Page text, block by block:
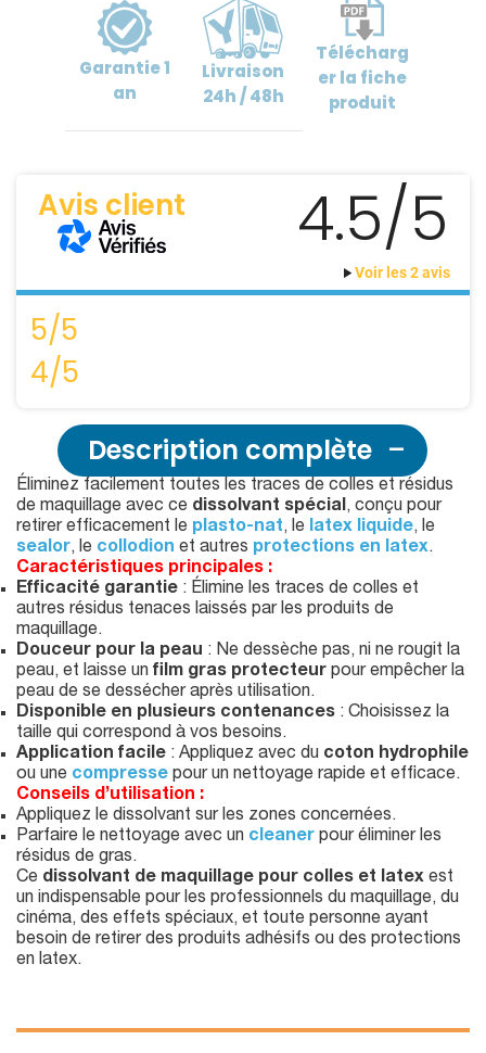
Garantie1
an
Livraison
24h / 48h
Télécharg
erla fiche
produit
Avis client 4.5/5
Voir les 2 avis
5/5
4/5
Description complète
Éliminez facilement toutes les traces de colles et résidus
de maquillage avec ce dissolvant spécial, conçu pour
retirer efficacement le plasto-nat, le latex liquide, le
sealor, le collodion et autres protections en latex.
Caractéristiques principales :
Efficacité garantie : Élimine les traces de colles et
autres résidus tenaces laissés par les produits de
maquillage.
Douceur pour la peau : Ne dessèche pas, ni ne rougit la
peau, et laisse un film gras protecteur pour empêcher la
peau de se dessécher après utilisation.
Disponible en plusieurs contenances : Choisissez la
taille qui correspond à vos besoins.
Application facile : Appliquez avec du coton hydrophile
ou une compresse pour un nettoyage rapide et efficace.
Conseils d’utilisation :
Appliquez le dissolvant sur les zones concernées.
Parfaire le nettoyage avec un cleaner pour éliminer les
résidus de gras.
Ce dissolvant de maquillage pour colles et latex est
un indispensable pour les professionnels du maquillage, du
cinéma, des effets spéciaux, et toute personne ayant
besoin de retirer des produits adhésifs ou des protections
en latex.